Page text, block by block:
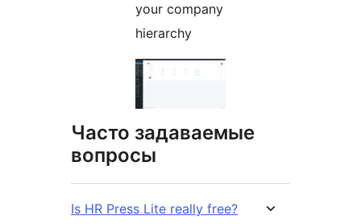
your company
hierarchy
Часто задаваемые
вопросы
Is HR Press Lite really free?